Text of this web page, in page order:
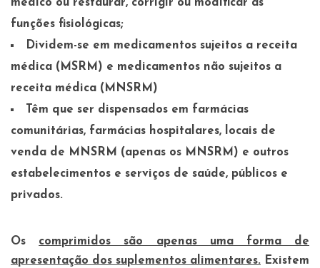
médico ou restaurar, corrigir ou modificar as
funções fisiológicas;
Dividem-se em medicamentos sujeitos a receita
médica (MSRM) e medicamentos não sujeitos a
receita médica (MNSRM)
Têm que ser dispensados em farmácias
comunitárias, farmácias hospitalares, locais de
venda de MNSRM (apenas os MNSRM) e outros
estabelecimentos e serviços de saúde, públicos e
privados.
Os
comprimidos são apenas uma forma de
apresentação dos suplementos alimentares. Existem